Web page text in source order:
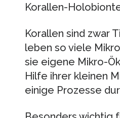
Korallen-
Korallen sind zwar
leben so viele
sie eigene Mikro-
Hilfe ihrer kleinen
einige Prozesse